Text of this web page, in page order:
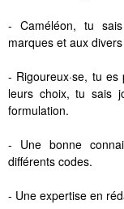
- Caméléon, tu
marques et aux
- Rigoureux·se, tu
leurs choix, tu sais
formulation.
- Une bonne
différents codes.
- Une expertise en